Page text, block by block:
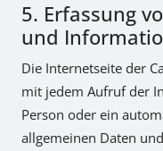
5. Erfassung
und
Die Internetseite der
mit jedem Aufruf der
Person oder ein
allgemeinen Daten